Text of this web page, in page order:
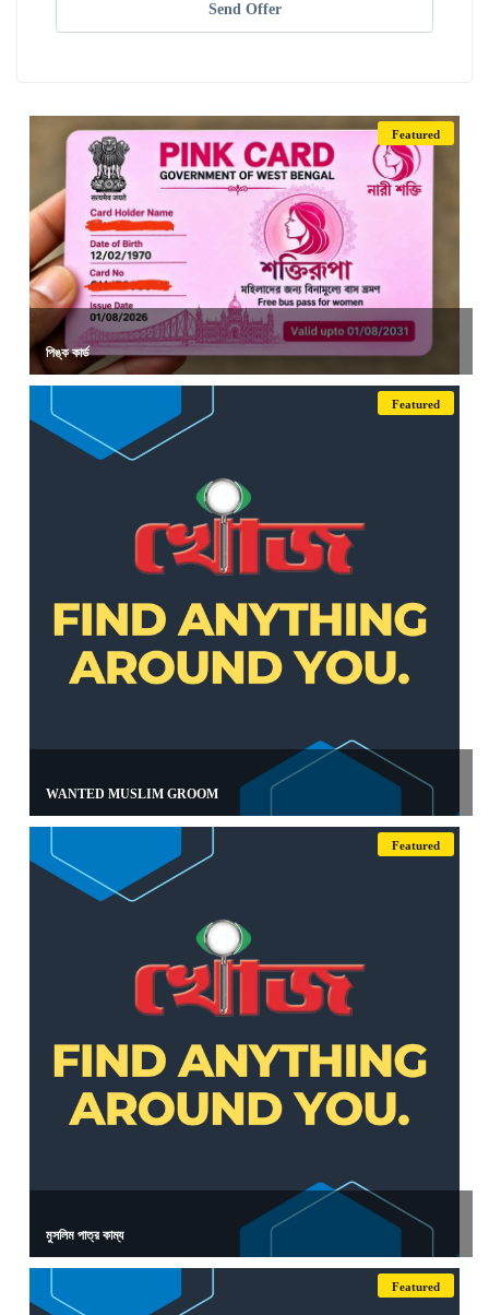
Send Offer
Featured
পিঙ্ক কার্ড
Featured
WANTED MUSLIM GROOM
Featured
মুসলিম পাত্র কাম্য
Featured